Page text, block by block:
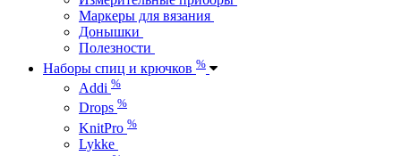
Маркеры для вязания
Донышки
Полезности
Наборы спиц и крючков %
Addi %
Drops %
KnitPro %
Lykke